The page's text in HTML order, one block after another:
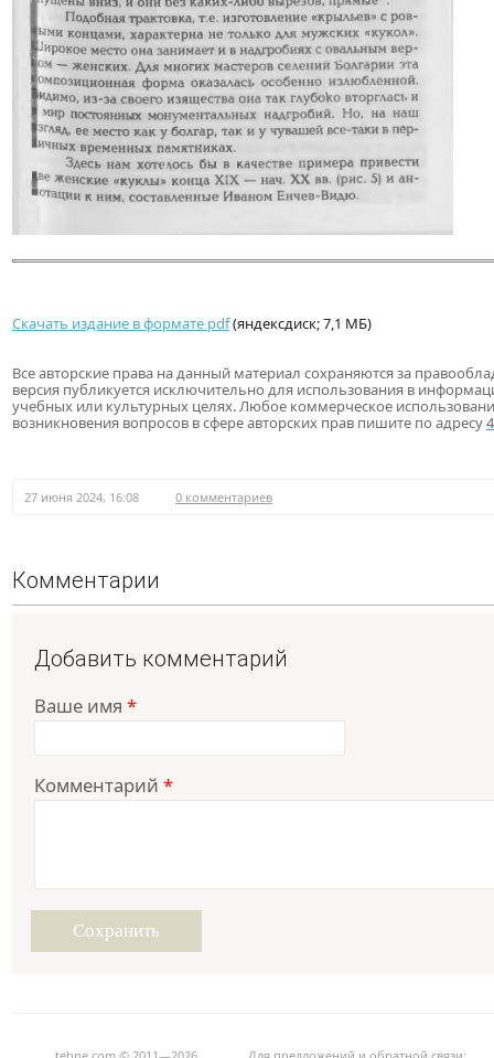
Скачать издание в формате pdf(яндексдиск; 7,1 МБ)
Все авторские права на данный материал сохраняются за
версия публикуется исключительно для использования в
учебных или культурных целях. Любое коммерческое
возникновения вопросов в сфере авторских прав пишите по адресу
27 июня 2024, 16:08 0 комментариев
Комментарии
Добавить комментарий
Ваше имя *
Комментарий *